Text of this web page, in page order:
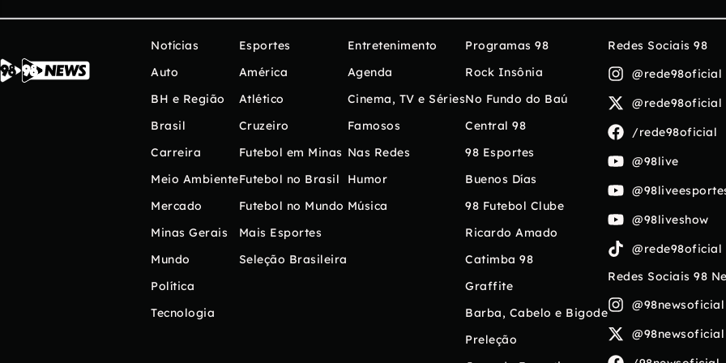
Notícias
Auto
BH e Região
Brasil
Carreira
Meio Ambiente
Mercado
Minas Gerais
Mundo
Política
Tecnologia
Esportes
América
Atlético
Cruzeiro
Futebol em Minas
Futebol no Brasil
Futebol no Mundo
Mais Esportes
Seleção Brasileira
Entretenimento
Agenda
Cinema, TV e Séries
Famosos
Nas Redes
Humor
Música
Programas 98
Rock Insônia
No Fundo do Baú
Central 98
98 Esportes
Buenos Días
98 Futebol Clube
Ricardo Amado
Catimba 98
Graffite
Barba, Cabelo e Bigode
Preleção
Redes Sociais 98
@rede98oficial
@rede98oficial
/rede98oficial
@98live
@98liveshow
@rede98oficial
Redes Sociais 98
@98newsoficial
@98newsoficial